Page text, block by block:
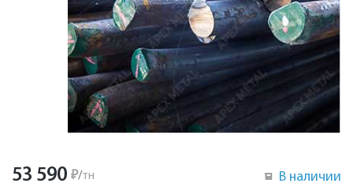
53 590 ₽/тн В наличии